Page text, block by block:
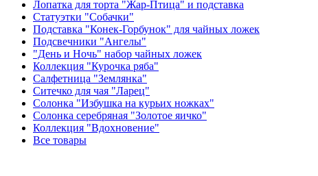
Лопатка для торта "Жар-Птица" и подставка
Статуэтки "Собачки"
Подставка "Конек-Горбунок" для чайных ложек
Подсвечники "Ангелы"
"День и Ночь" набор чайных ложек
Коллекция "Курочка ряба"
Салфетница "Землянка"
Ситечко для чая "Ларец"
Солонка "Избушка на курьих ножках"
Солонка серебряная "Золотое яичко"
Коллекция "Вдохновение"
Все товары